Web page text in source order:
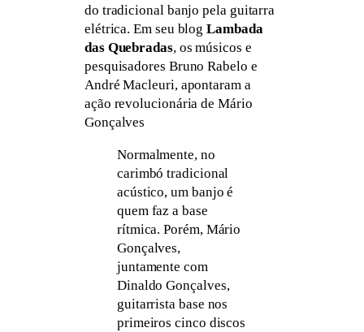
do tradicional banjo pela guitarra
elétrica. Em seu blogLambada
das Quebradas, os músicos e
pesquisadores Bruno Rabelo e
André Macleuri, apontaram a
ação revolucionária de Mário
Gonçalves
Normalmente, no
carimbó tradicional
acústico, um banjo é
quem faz a base
rítmica. Porém, Mário
Gonçalves,
juntamente com
Dinaldo Gonçalves,
guitarrista base nos
primeiros cinco discos